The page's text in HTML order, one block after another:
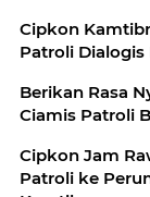
Cipkon
Patroli
Berikan Rasa
Ciamis Patroli
Cipkon Jam
Patroli ke